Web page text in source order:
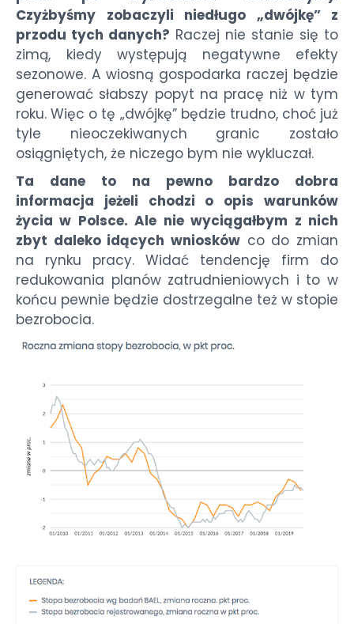
Czyżbyśmy zobaczyli niedługo „dwójkę” z
przodu tych danych? Raczej nie stanie się to
zimą, kiedy występują negatywne efekty
sezonowe. A wiosną gospodarka raczej będzie
generować słabszy popyt na pracę niż w tym
roku. Więc o tę „dwójkę” będzie trudno, choć już
tyle nieoczekiwanych granic zostało
osiągniętych, że niczego bym nie wykluczał.
Ta dane to na pewno bardzo dobra
informacja jeżeli chodzi o opis warunków
życia w Polsce. Ale nie wyciągałbym z nich
zbyt daleko idących wniosków co do zmian
na rynku pracy. Widać tendencję firm do
redukowania planów zatrudnieniowych i to w
końcu pewnie będzie dostrzegalne też w stopie
bezrobocia.